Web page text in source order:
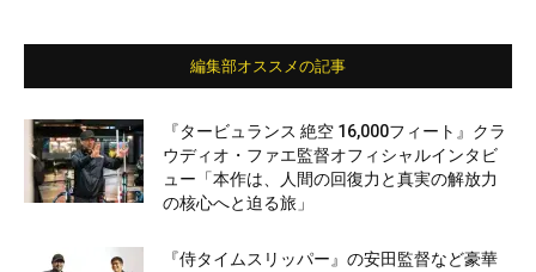
編集部オススメの記事
『タービュランス 絶空 16,000フィート』クラ
ウディオ・ファエ監督オフィシャルインタビ
ュー「本作は、人間の回復力と真実の解放力
の核心へと迫る旅」
『侍タイムスリッパー』の安田監督など豪華